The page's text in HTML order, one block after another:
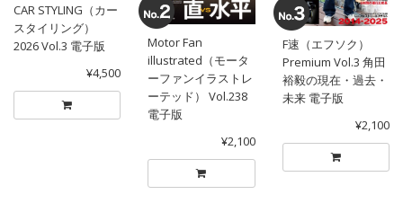
CAR STYLING（カー
スタイリング）
2026 Vol.3 電子版
¥4,500
Motor Fan
illustrated（モータ
ーファンイラストレ
ーテッド） Vol.238
電子版
¥2,100
F速（エフソク）
Premium Vol.3 角田
裕毅の現在・過去・
未来 電子版
¥2,100